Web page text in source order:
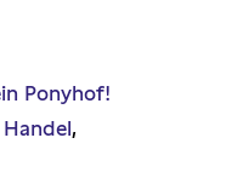
Ponyhof!
Handel